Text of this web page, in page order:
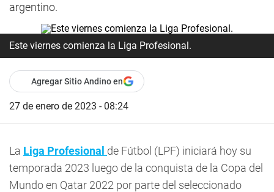
argentino.
Este viernes comienza la Liga Profesional.
Agregar Sitio Andino en
27 de enero de 2023 - 08:24
La Liga Profesional de Fútbol (LPF) iniciará hoy su
temporada 2023 luego de la conquista de la Copa del
Mundo en Qatar 2022 por parte del seleccionado